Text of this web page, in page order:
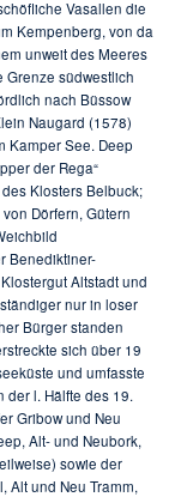
Vasallen die
Kempenberg, von da
unweit des Meeres
Grenze südwestlich
nach Büssow
Naugard (1578)
Kamper See. Deep
der Rega“
Klosters Belbuck;
Dörfern, Gütern
Benediktiner-
Altstadt und
nur in loser
Bürger standen
sich über 19
und umfasste
l. Hälfte des 19.
Gribow und Neu
Alt- und Neubork,
sowie der
Alt und Neu Tramm,